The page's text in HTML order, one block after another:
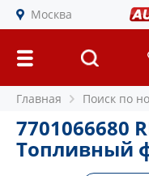
Москва
Главная Поиск по
7701066680
Топливный